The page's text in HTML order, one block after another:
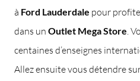
à Ford Lauderdale pour
dans un Outlet Mega Store.
centaines d’enseignes
Allez ensuite vous détendre